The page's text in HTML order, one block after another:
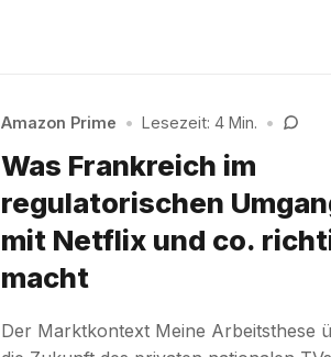
Amazon Prime • Lesezeit: 4 Min. •
Was Frankreich im
regulatorischen
mit Netflix und co.
macht
Der Marktkontext Meine Arbeitsthese